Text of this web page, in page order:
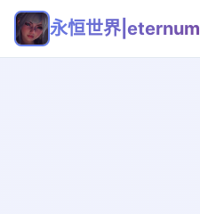
永恒世界|eternum